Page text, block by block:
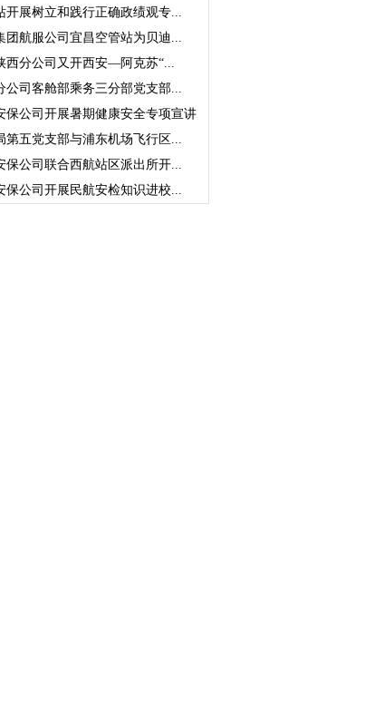
开展树立和践行正确政绩观专...
团航服公司宜昌空管站为贝迪...
西分公司又开西安—阿克苏“...
公司客舱部乘务三分部党支部...
保公司开展暑期健康安全专项宣讲
第五党支部与浦东机场飞行区...
保公司联合西航站区派出所开...
保公司开展民航安检知识进校...